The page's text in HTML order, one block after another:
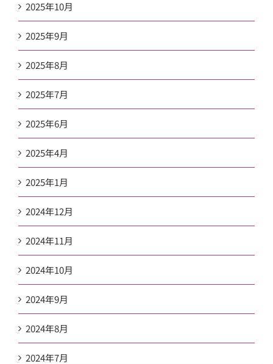
2025年10月
2025年9月
2025年8月
2025年7月
2025年6月
2025年4月
2025年1月
2024年12月
2024年11月
2024年10月
2024年9月
2024年8月
2024年7月